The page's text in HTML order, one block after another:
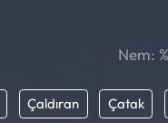
Nem:
Çaldıran Çatak